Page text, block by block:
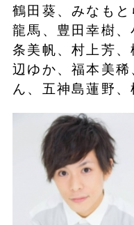
鶴田葵、みなも
龍馬、豊田幸樹
条美帆、村上芳
辺ゆか、福本美稀
ん、五神島蓮野